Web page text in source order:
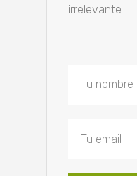
irrelevante.